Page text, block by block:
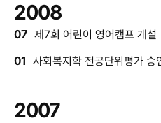
2008
07 제7회 어린이 영어캠프 개설
01 사회복지학 전공단위평가 승
2007